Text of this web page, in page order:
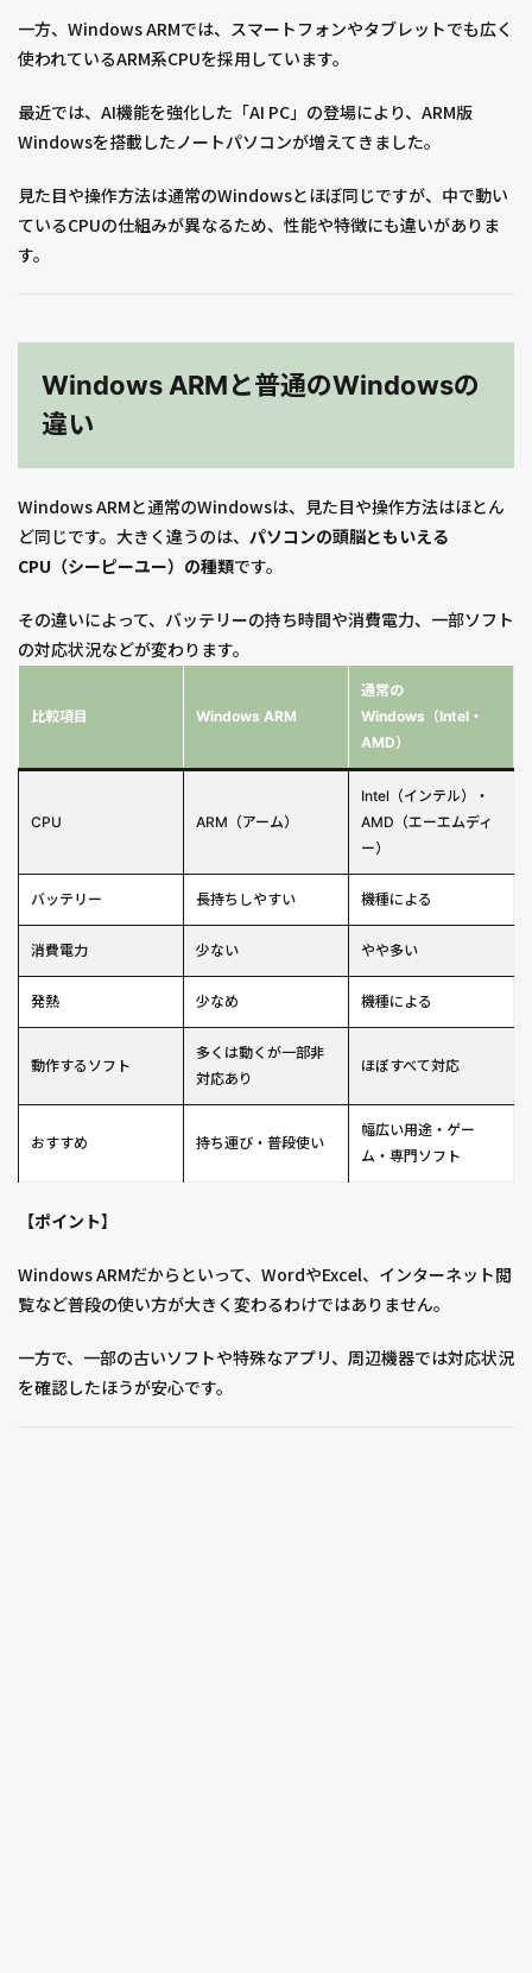
一方、Windows ARMでは、スマートフォンやタブレットでも広く
使われているARM系CPUを採用しています。
最近では、AI機能を強化した「AI PC」の登場により、ARM版
Windowsを搭載したノートパソコンが増えてきました。
見た目や操作方法は通常のWindowsとほぼ同じですが、中で動い
ているCPUの仕組みが異なるため、性能や特徴にも違いがありま
す。
Windows ARMと普通のWindowsの
違い
Windows ARMと通常のWindowsは、見た目や操作方法はほとん
ど同じです。大きく違うのは、 パソコンの頭脳ともいえる
CPU（シーピーユー）の種類です。
その違いによって、バッテリーの持ち時間や消費電力、一部ソフト
の対応状況などが変わります。
比較項目 Windows ARM
通常の
Windows（Intel・
AMD）
CPU ARM（アーム）
Intel（インテル）・
AMD（エーエムディ
ー）
バッテリー 長持ちしやすい 機種による
消費電力 少ない やや多い
発熱 少なめ 機種による
動作するソフト
多くは動くが一部非
対応あり
ほぼすべて対応
おすすめ 持ち運び・普段使い
幅広い用途・ゲー
ム・専門ソフト
【ポイント】
Windows ARMだからといって、WordやExcel、インターネット閲
覧など普段の使い方が大きく変わるわけではありません。
一方で、一部の古いソフトや特殊なアプリ、周辺機器では対応状況
を確認したほうが安心です。